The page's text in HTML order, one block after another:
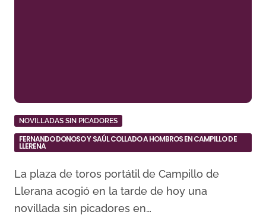
NOVILLADAS SIN PICADORES
FERNANDO DONOSO Y SAÚL COLLADO A HOMBROS EN CAMPILLO DE
LLERENA
La plaza de toros portátil de Campillo de
Llerana acogió en la tarde de hoy una
novillada sin picadores en…